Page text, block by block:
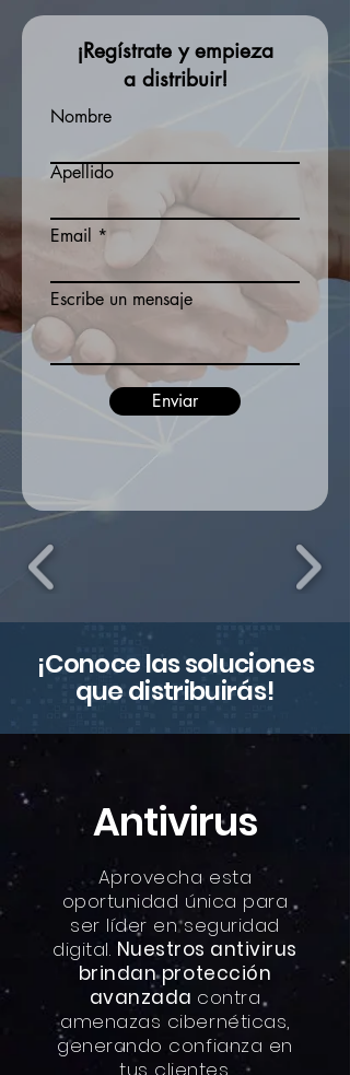
¡Regístrate y empieza
a distribuir!
Nombre
Apellido
Email
Escribe un mensaje
Enviar
¡Conoce las soluciones
que distribuirás!
Antivirus
Aprovecha esta
oportunidad única para
ser líder en seguridad
digital. Nuestros antivirus
brindan protección
avanzada contra
amenazas cibernéticas,
generando confianza en
tus clientes.